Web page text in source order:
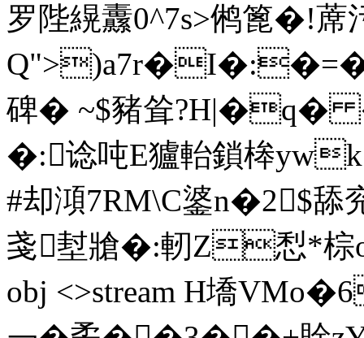
罗陛縨纛0^7s>鸺篦�!
Q">)a7r�I�:�=�
碑� ~$豬耸?H|�q�
�:谂吨E獹軩鎖桳
#却澒7RM\C錃n�2$舔
戔堼牄�:軔Z悡*棕o
obj <>stream H墧